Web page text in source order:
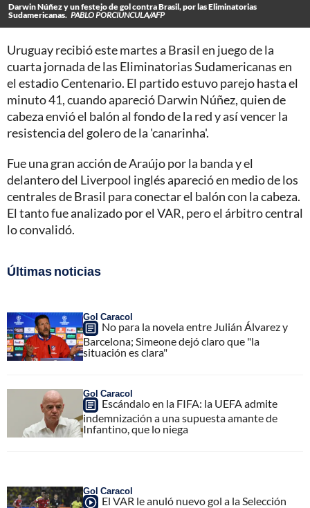
Darwin Núñez y un festejo de gol contra Brasil, por las Eliminatorias
Sudamericanas. PABLO PORCIUNCULA/AFP
Uruguay recibió este martes a Brasil en juego de la
cuarta jornada de las Eliminatorias Sudamericanas en
el estadio Centenario. El partido estuvo parejo hasta el
minuto 41, cuando apareció Darwin Núñez, quien de
cabeza envió el balón al fondo de la red y así vencer la
resistencia del golero de la 'canarinha'.
Fue una gran acción de Araújo por la banda y el
delantero del Liverpool inglés apareció en medio de los
centrales de Brasil para conectar el balón con la cabeza.
El tanto fue analizado por el VAR, pero el árbitro central
lo convalidó.
Últimas noticias
Gol Caracol
No para la novela entre Julián Álvarez y
Barcelona; Simeone dejó claro que "la
situación es clara"
Gol Caracol
Escándalo en la FIFA: la UEFA admite
indemnización a una supuesta amante de
Infantino, que lo niega
Gol Caracol
El VAR le anuló nuevo gol a la Selección